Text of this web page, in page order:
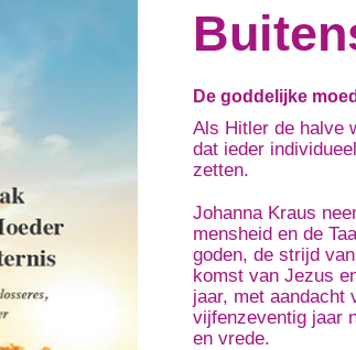
De goddelijke
Als Hitler de halve
dat ieder
zetten.
Johanna Kraus
mensheid en de
goden, de strijd
komst van Jezus
jaar, met aandacht
vijfenzeventig jaar
en vrede.